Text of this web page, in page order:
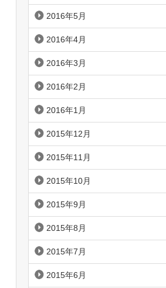
2016年5月
2016年4月
2016年3月
2016年2月
2016年1月
2015年12月
2015年11月
2015年10月
2015年9月
2015年8月
2015年7月
2015年6月